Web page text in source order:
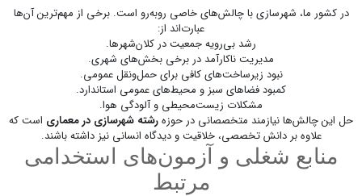
در کشور ما، شهرسازی با چالش‌های خاصی روبه‌رو است. برخی از مهم‌ترین آن‌ها
عبارت‌اند از:
رشد بی‌رویه جمعیت در کلان‌شهرها.
مدیریت ناکارآمد در برخی بخش‌های شهری.
نبود زیرساخت‌های کافی برای حمل‌ونقل عمومی.
کمبود فضاهای سبز و محیط‌های عمومی استاندارد.
مشکلات زیست‌محیطی و آلودگی هوا.
حل این چالش‌ها نیازمند متخصصانی در حوزهرشته شهرسازی در معماری است که
علاوه بر دانش تخصصی، خلاقیت و دیدگاه انسانی نیز داشته باشند.
منابع شغلی و آزمون‌های استخدامی
مرتبط